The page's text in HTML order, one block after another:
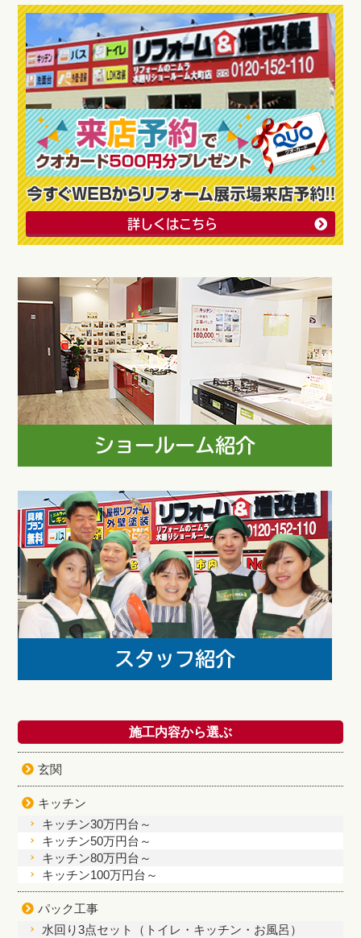
詳しくはこちら
施工内容から選ぶ
玄関
キッチン
キッチン30万円台～
キッチン50万円台～
キッチン80万円台～
キッチン100万円台～
パック工事
水回り3点セット（トイレ・キッチン・お風呂）